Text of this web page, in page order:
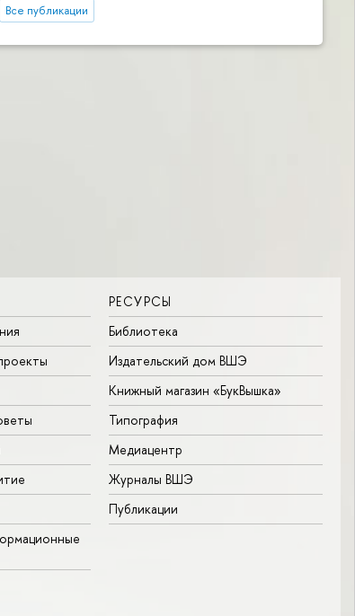
Все публикации
РЕСУРСЫ
Библиотека
Издательский дом ВШЭ
Книжный магазин «БукВышка»
Типография
Медиацентр
Журналы ВШЭ
Публикации